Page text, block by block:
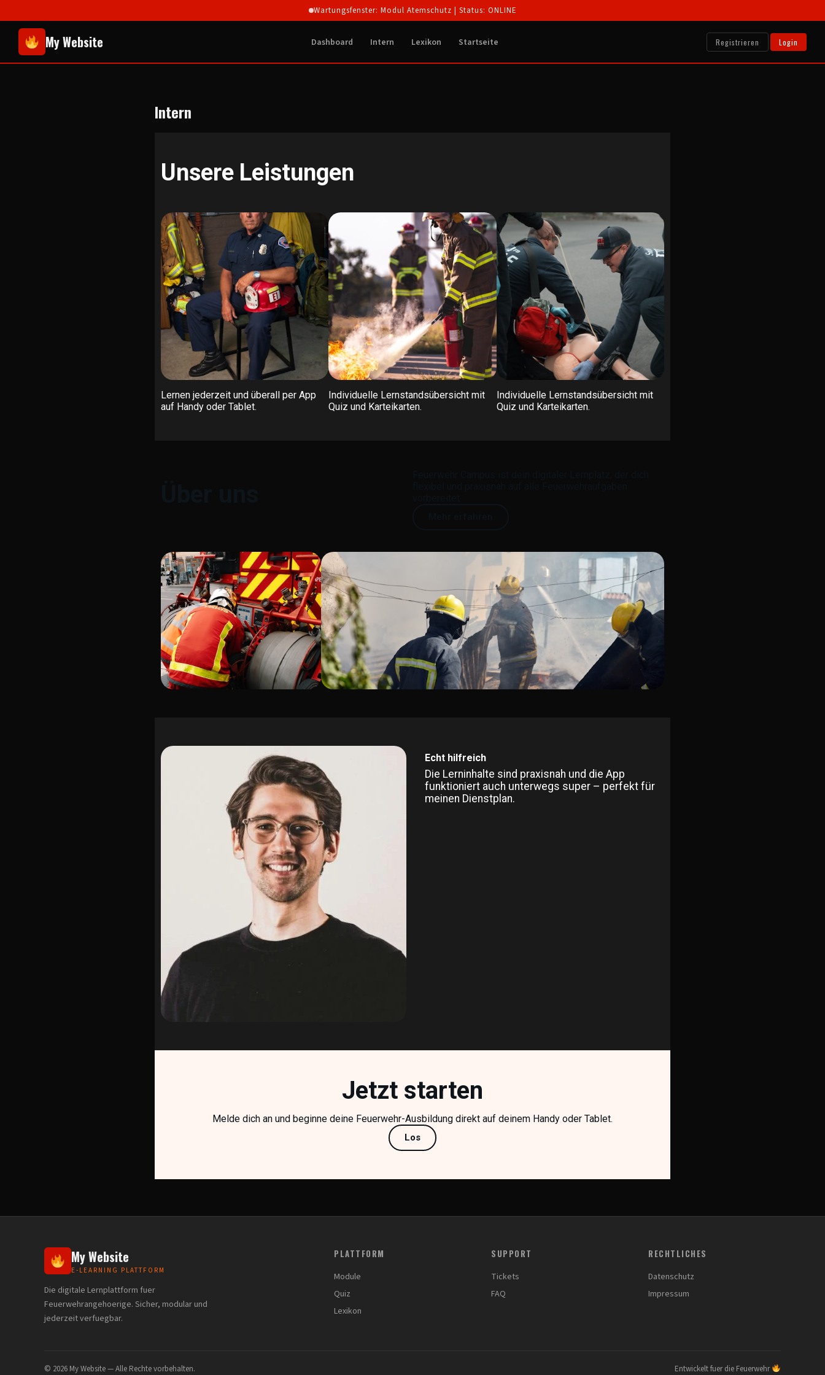
Wartungsfenster: Modul Atemschutz | Status: ONLINE
My Website Dashboard Intern Lexikon Startseite Registrieren Login
Intern
Unsere Leistungen
Lernen jederzeit und überall per App
auf Handy oder Tablet.
Individuelle Lernstandsübersicht mit
Quiz und Karteikarten.
Individuelle Lernstandsübersicht mit
Quiz und Karteikarten.
Echt hilfreich
Die Lerninhalte sind praxisnah und die App
funktioniert auch unterwegs super – perfekt für
meinen Dienstplan.
Jetzt starten
Melde dich an und beginne deine Feuerwehr-Ausbildung direkt auf deinem Handy oder Tablet.
Los
My Website
E-LEARNING PLATTFORM
Die digitale Lernplattform fuer
Feuerwehrangehoerige. Sicher, modular und
jederzeit verfuegbar.
PLATTFORM
Module
Quiz
Lexikon
SUPPORT
Tickets
FAQ
RECHTLICHES
Datenschutz
Impressum
© 2026 My Website — Alle Rechte vorbehalten. Entwickelt fuer die Feuerwehr